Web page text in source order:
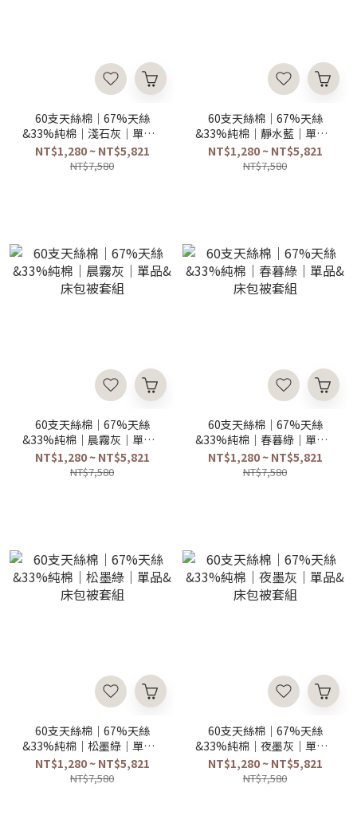
60支天絲棉｜67%天絲
&33%純棉｜淺石灰｜單品&
床包被套組
NT$1,280 ~ NT$5,821
NT$7,580
60支天絲棉｜67%天絲
&33%純棉｜靜水藍｜單品&
床包被套組
NT$1,280 ~ NT$5,821
NT$7,580
60支天絲棉｜67%天絲
&33%純棉｜晨霧灰｜單品&
床包被套組
NT$1,280 ~ NT$5,821
NT$7,580
60支天絲棉｜67%天絲
&33%純棉｜春暮綠｜單品&
床包被套組
NT$1,280 ~ NT$5,821
NT$7,580
60支天絲棉｜67%天絲
&33%純棉｜松墨綠｜單品&
床包被套組
NT$1,280 ~ NT$5,821
NT$7,580
60支天絲棉｜67%天絲
&33%純棉｜夜墨灰｜單品&
床包被套組
NT$1,280 ~ NT$5,821
NT$7,580